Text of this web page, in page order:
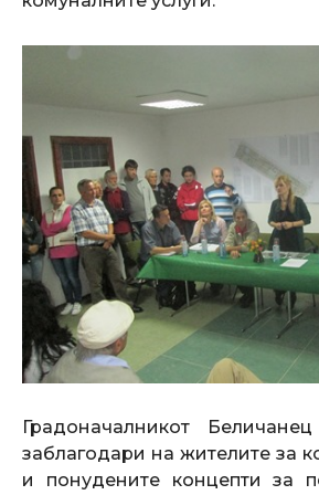
Градоначалникот
заблагодари на жителите за
и понудените концепти за